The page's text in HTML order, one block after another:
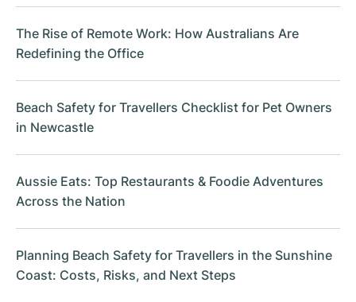
The Rise of Remote Work: How Australians Are
Redefining the Office
Beach Safety for Travellers Checklist for Pet Owners
in Newcastle
Aussie Eats: Top Restaurants & Foodie Adventures
Across the Nation
Planning Beach Safety for Travellers in the Sunshine
Coast: Costs, Risks, and Next Steps